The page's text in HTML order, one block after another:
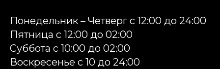
Понедельник – Четверг с 12:00 до 24:00
Пятница с 12:00 до 02:00
Суббота c 10:00 до 02:00
Воскресенье с 10 до 24:00